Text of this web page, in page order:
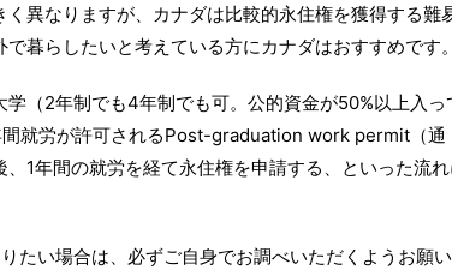
異なりますが、カナダは比較的永住権を獲得する難
暮らしたいと考えている方にカナダはおすすめです。
（2年制でも4年制でも可。公的資金が50%以上入っ
就労が許可されるPost-graduation work permit（通
1年間の就労を経て永住権を申請する、といった流
たい場合は、必ずご自身でお調べいただくようお願